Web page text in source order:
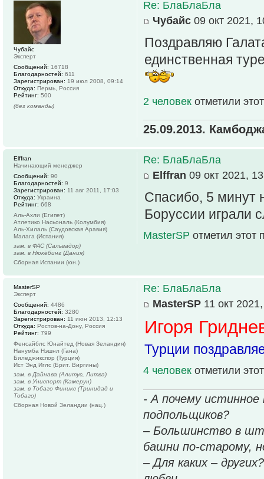
Re: БлаБлаБла
Чубайс 09 окт 2021,
Поздравляю
единственная
2 человек отметили
25.09.2013.
Чубайс
Эксперт
Сообщений: 16718
Благодарностей: 611
Зарегистрирован: 19 июл 2008, 09:14
Откуда: Пермь, Россия
Рейтинг: 500
(без команды)
Re: БлаБлаБла
Elffran 09 окт 2021,
Спасибо, 5 минут
Боруссии играли
MasterSP отметил этот
Elffran
Начинающий менеджер
Сообщений: 90
Благодарностей: 9
Зарегистрирован: 11 авг 2011, 17:03
Откуда: Украина
Рейтинг: 668
Аль-Ахли (Египет)
Атлетико Насьональ (Колумбия)
Аль-Хилаль (Саудовская Аравия)
Малага (Испания)
зам. в ФАС (Сальвадор)
зам. в Нюкёбинг (Дания)
Сборная Испании (юн.)
Re: БлаБлаБла
MasterSP 11 окт
Игоря
Турции
4 человек отметили
- А почему
подпольщиков?
– Большинство в
башни по-старому,
– Для каких –
MasterSP
Эксперт
Сообщений: 4486
Благодарностей: 3280
Зарегистрирован: 11 июн 2013, 12:13
Откуда: Ростов-на-Дону, Россия
Рейтинг: 799
Фенсайблс Юнайтед (Новая Зеландия)
Нанумба Нэшнл (Гана)
Биледжикспор (Турция)
Ист Энд Иглс (Брит. Виргины)
зам. в Дайнава (Алитус, Литва)
зам. в Униспорт (Камерун)
зам. в Тобаго Финикс (Тринидад и
Тобаго)
Сборная Новой Зеландии (нац.)